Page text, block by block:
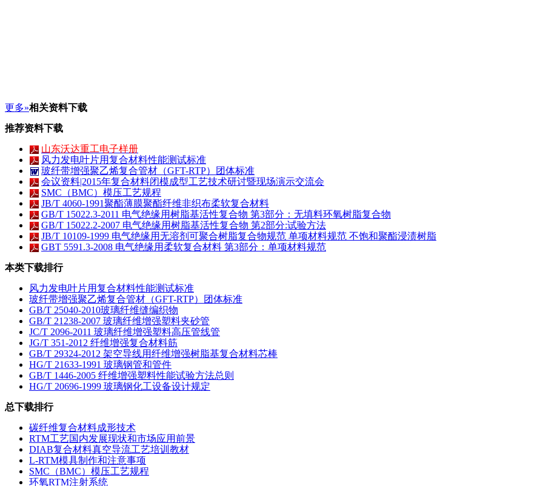
更多»相关资料下载
推荐资料下载
山东沃达重工电子样册
风力发电叶片用复合材料性能测试标准
玻纤带增强聚乙烯复合管材（GFT-RTP）团体标准
会议资料|2015年复合材料闭模成型工艺技术研讨暨现场演示交流会
SMC（BMC）模压工艺规程
JB/T 4060-1991聚酯薄膜聚酯纤维非织布柔软复合材料
GB/T 15022.3-2011 电气绝缘用树脂基活性复合物 第3部分：无填料环氧树脂复合物
GB/T 15022.2-2007 电气绝缘用树脂基活性复合物 第2部分:试验方法
JB/T 10109-1999 电气绝缘用无溶剂可聚合树脂复合物规范 单项材料规范 不饱和聚酯浸渍树脂
GBT 5591.3-2008 电气绝缘用柔软复合材料 第3部分：单项材料规范
本类下载排行
风力发电叶片用复合材料性能测试标准
玻纤带增强聚乙烯复合管材（GFT-RTP）团体标准
GB/T 25040-2010玻璃纤维缝编织物
GB/T 21238-2007 玻璃纤维增强塑料夹砂管
JC/T 2096-2011 玻璃纤维增强塑料高压管线管
JG/T 351-2012 纤维增强复合材料筋
GB/T 29324-2012 架空导线用纤维增强树脂基复合材料芯棒
HG/T 21633-1991 玻璃钢管和管件
GB/T 1446-2005 纤维增强塑料性能试验方法总则
HG/T 20696-1999 玻璃钢化工设备设计规定
总下载排行
碳纤维复合材料成形技术
RTM工艺国内发展现状和市场应用前景
DIAB复合材料真空导流工艺培训教材
L-RTM模具制作和注意事项
SMC（BMC）模压工艺规程
环氧RTM注射系统